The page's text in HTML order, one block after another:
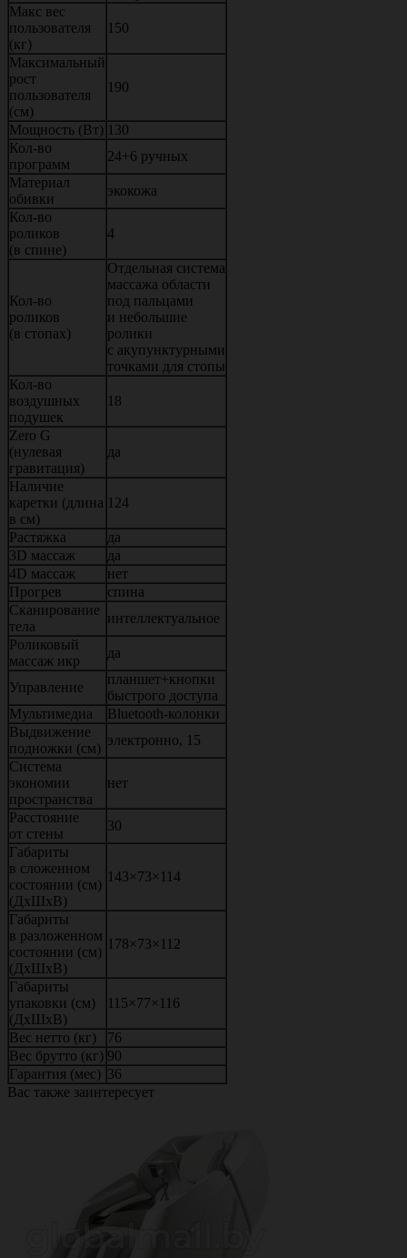
Макс вес
пользователя
(кг)
150
Максимальный
рост
пользователя
(см)
190
Мощность (Вт) 130
Кол-во
программ
24+6 ручных
Материал
обивки
экокожа
Кол-во
роликов
(в спине)
4
Кол-во
роликов
(в стопах)
Отдельная система
массажа области
под пальцами
и небольшие
ролики
с акупунктурными
точками для стопы
Кол-во
воздушных
подушек
18
Zero G
(нулевая
гравитация)
да
Наличие
каретки (длина
в см)
124
Растяжка
да
3D массаж
да
4D массаж
нет
Прогрев
спина
Сканирование
тела
интеллектуальное
Роликовый
массаж икр
да
Управление
планшет+кнопки
быстрого доступа
Мультимедиа
Bluetooth-колонки
Выдвижение
подножки (см)
электронно, 15
Система
экономии
пространства
нет
Расстояние
от стены
30
Габариты
в сложенном
состоянии (см)
(ДхШхВ)
143×73×114
Габариты
в разложенном
состоянии (см)
(ДхШхВ)
178×73×112
Габариты
упаковки (см)
(ДхШхВ)
115×77×116
Вес нетто (кг)
76
Вес брутто (кг) 90
Гарантия (мес) 36
Вас также заинтересует